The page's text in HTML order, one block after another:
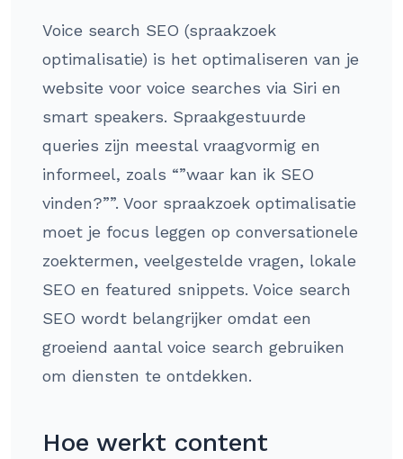
Voice search SEO (spraakzoek
optimalisatie) is het optimaliseren van je
website voor voice searches via Siri en
smart speakers. Spraakgestuurde
queries zijn meestal vraagvormig en
informeel, zoals “”waar kan ik SEO
vinden?””. Voor spraakzoek optimalisatie
moet je focus leggen op conversationele
zoektermen, veelgestelde vragen, lokale
SEO en featured snippets. Voice search
SEO wordt belangrijker omdat een
groeiend aantal voice search gebruiken
om diensten te ontdekken.
Hoe werkt content